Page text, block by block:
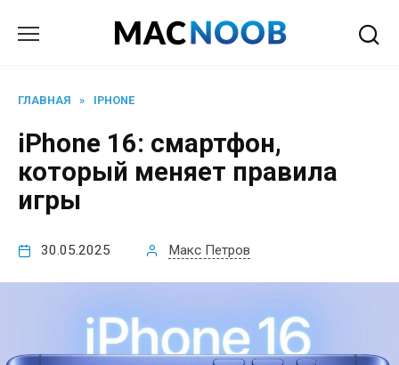
ГЛАВНАЯ » IPHONE
iPhone 16: смартфон,
который меняет правила
игры
30.05.2025 Макс Петров